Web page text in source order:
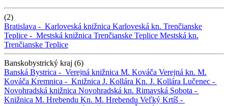
(2)
Bratislava - Karloveská knižnica Karloveská kn. Trenčianske
Teplice - Mestská knižnica Trenčianske Teplice Mestská kn.
Trenčianske Teplice
Banskobystrický kraj (6)
Banská Bystrica - Verejná knižnica M. Kováča Verejná kn. M.
Kováča Kremnica - Knižnica J. Kollára Kn. J. Kollára Lučenec -
Novohradská knižnica Novohradská kn. Rimavská Sobota -
Knižnica M. Hrebendu Kn. M. Hrebendu Veľký Krtíš -